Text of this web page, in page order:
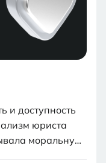
и доступность
юриста
моральную